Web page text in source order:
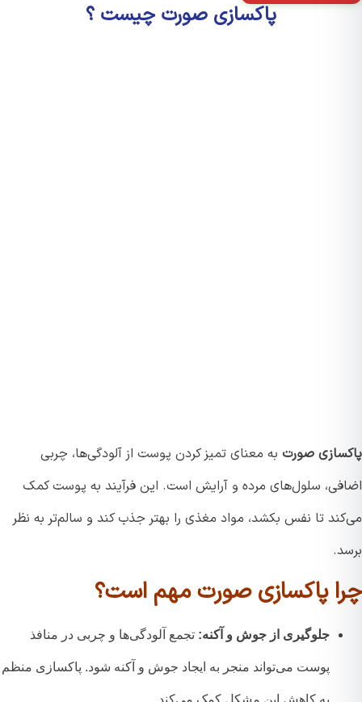
پاکسازی صورت چیست ؟
صورتبه معنای تمیز کردن پوست از آلودگی‌ها، چربی
سلول‌های مرده و آرایش است. این فرآیند به پوست کمک
تا نفس بکشد، مواد مغذی را بهتر جذب کند و سالم‌تر به نظر
پاکسازی صورت مهم است؟
جلوگیری از جوش و آکنه:تجمع آلودگی‌ها و چربی در منافذ
پوست می‌تواند منجر به ایجاد جوش و آکنه شود. پاکسازی منظم
به کاهش این مشکل کمک می‌کند.